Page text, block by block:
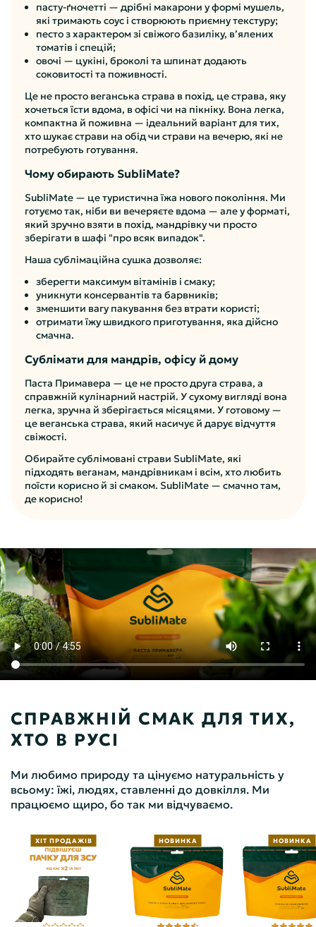
пасту-ґночетті — дрібні макарони у формі мушель,
які тримають соус і створюють приємну текстуру;
песто з характером зі свіжого базиліку, в’ялених
томатів і спецій;
овочі — цукіні, броколі та шпинат додають
соковитості та поживності.
Це не просто веганська страва в похід, це страва, яку
хочеться їсти вдома, в офісі чи на пікніку. Вона легка,
компактна й поживна — ідеальний варіант для тих,
хто шукає страви на обід чи страви на вечерю, які не
потребують готування.
Чому обирають SubliMate?
SubliMate — це туристична їжа нового покоління. Ми
готуємо так, ніби ви вечеряєте вдома — але у форматі,
який зручно взяти в похід, мандрівку чи просто
зберігати в шафі "про всяк випадок".
Наша сублімаційна сушка дозволяє:
зберегти максимум вітамінів і смаку;
уникнути консервантів та барвників;
зменшити вагу пакування без втрати користі;
отримати їжу швидкого приготування, яка дійсно
смачна.
Сублімати для мандрів, офісу й дому
Паста Примавера — це не просто друга страва, а
справжній кулінарний настрій. У сухому вигляді вона
легка, зручна й зберігається місяцями. У готовому —
це веганська страва, який насичує й дарує відчуття
свіжості.
Обирайте сублімовані страви SubliMate, які
підходять веганам, мандрівникам і всім, хто любить
поїсти корисно й зі смаком. SubliMate — смачно там,
де корисно!
СПРАВЖНІЙ СМАК ДЛЯ ТИХ,
ХТО В РУСІ
Ми любимо природу та цінуємо натуральність у
всьому: їжі, людях, ставленні до довкілля. Ми
працюємо щиро, бо так ми відчуваємо.
ХІТ ПРОДАЖІВ НОВИНКА НОВИНКА